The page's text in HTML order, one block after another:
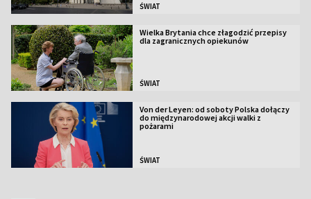
ŚWIAT
Wielka Brytania chce złagodzić przepisy
dla zagranicznych opiekunów
ŚWIAT
Von der Leyen: od soboty Polska dołączy
do międzynarodowej akcji walki z
pożarami
ŚWIAT